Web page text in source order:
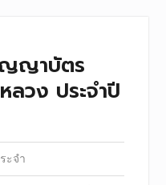
ญญาบัตร
ลวง ประจำปี
ะจำ